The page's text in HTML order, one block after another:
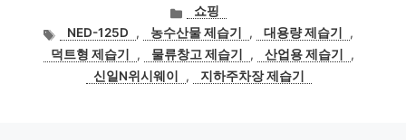
카
테
고
리
쇼핑
태
그
NED-125D , 농수산물 제습기 , 대용량 제습기
,
덕트형 제습기
, 물류창고 제습기 , 산업용 제습기
,
신일N위시웨이
, 지하주차장 제습기